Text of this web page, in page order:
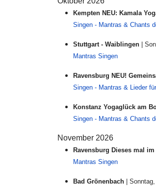
Kempten NEU: Kamala
Singen - Mantras & Chants
Stuttgart - Waiblingen
|
Mantras Singen
Ravensburg NEU!
Singen - Mantras & Lieder
Konstanz Yogaglück am
Singen - Mantras & Chants
November 2026
Ravensburg Dieses mal
Mantras Singen
Bad Grönenbach |